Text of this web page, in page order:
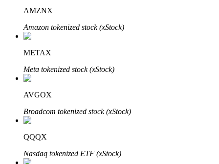
了解如何賺取穩定收入
Bitrue
AMZNX
Amazon tokenized stock (xStock)
METAX
Meta tokenized stock (xStock)
AVGOX
Broadcom tokenized stock (xStock)
QQQX
Nasdaq tokenized ETF (xStock)